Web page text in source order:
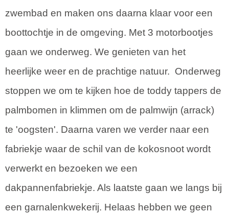
zwembad en maken ons daarna klaar voor een
boottochtje in de omgeving. Met 3 motorbootjes
gaan we onderweg. We genieten van het
heerlijke weer en de prachtige natuur. Onderweg
stoppen we om te kijken hoe de toddy tappers de
palmbomen in klimmen om de palmwijn (arrack)
te 'oogsten'. Daarna varen we verder naar een
fabriekje waar de schil van de kokosnoot wordt
verwerkt en bezoeken we een
dakpannenfabriekje. Als laatste gaan we langs bij
een garnalenkwekerij. Helaas hebben we geen